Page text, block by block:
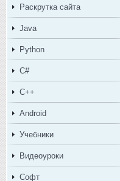
Раскрутка сайта
Java
Python
C#
C++
Android
Учебники
Видеоуроки
Софт